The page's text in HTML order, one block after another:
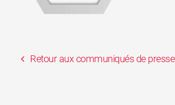
Retour aux communiqués de presse